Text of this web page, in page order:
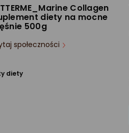
Collagen
diety na mocne
500g
społeczności
diety